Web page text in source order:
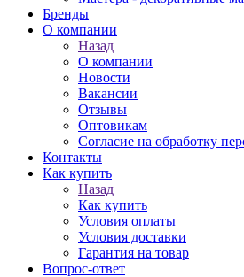
Бренды
О компании
Назад
О компании
Новости
Вакансии
Отзывы
Оптовикам
Cогласие на обработку
Контакты
Как купить
Назад
Как купить
Условия оплаты
Условия доставки
Гарантия на товар
Вопрос-ответ